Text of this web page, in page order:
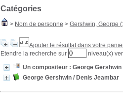
Catégories
> Nom de personne > Gershwin, George
Ajouter le résultat dans votre
Etendre la recherche sur
niveau(x)
Un compositeur : George Gershwin
George Gershwin / Denis Jeambar